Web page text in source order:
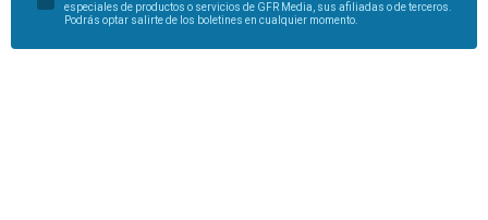
especiales de productos o servicios de GFR Media, sus afiliadas o de terceros.
Podrás optar salirte de los boletines en cualquier momento.